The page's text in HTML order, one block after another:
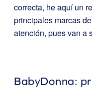
correcta, he aquí un
principales marcas
atención, pues van a
BabyDonna: